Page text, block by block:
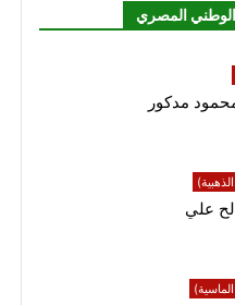
المصري
مدكور
علي